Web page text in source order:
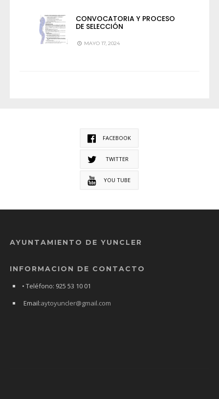
CONVOCATORIA Y PROCESO
DE SELECCIÓN
MAYO 17, 2024
FACEBOOK
TWITTER
YOU TUBE
AYUNTAMIENTO DE YUNCLER
INFORMACION DE CONTACTO
• Teléfono: 925 53 10 01
Email:aytoyuncler@gmail.com